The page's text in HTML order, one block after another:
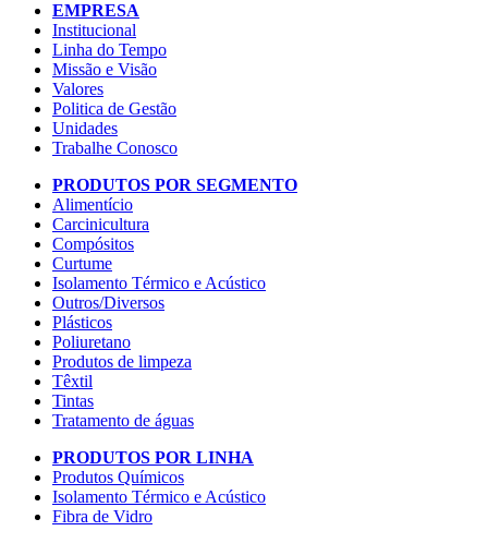
EMPRESA
Institucional
Linha do Tempo
Missão e Visão
Valores
Politica de Gestão
Unidades
Trabalhe Conosco
PRODUTOS POR SEGMENTO
Alimentício
Carcinicultura
Compósitos
Curtume
Isolamento Térmico e Acústico
Outros/Diversos
Plásticos
Poliuretano
Produtos de limpeza
Têxtil
Tintas
Tratamento de águas
PRODUTOS POR LINHA
Produtos Químicos
Isolamento Térmico e Acústico
Fibra de Vidro